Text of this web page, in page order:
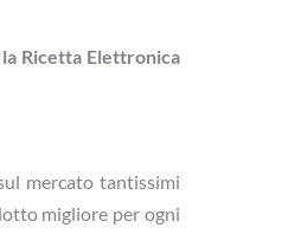
Ricetta Elettronica
mercato tantissimi
migliore per ogni